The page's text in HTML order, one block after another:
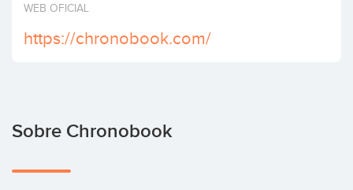
WEB OFICIAL
https://chronobook.com/
Sobre Chronobook